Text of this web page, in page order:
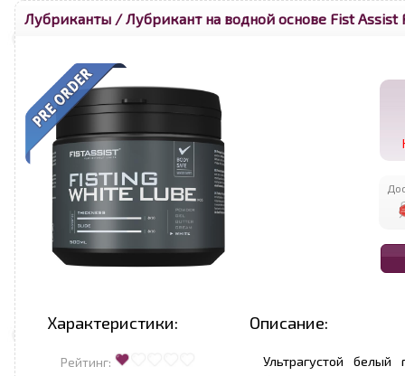
Лубриканты / Лубрикант на водной основе Fist Assist
Характеристики: Описание:
Рейтинг:
Ультрагустой